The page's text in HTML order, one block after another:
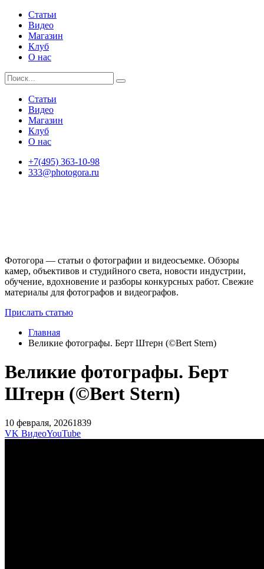
Статьи
Видео
Магазин
Клуб
О нас
Статьи
Видео
Магазин
Клуб
О нас
+7(495) 363-10-98
333@photogora.ru
Фотогора — статьи о фотографии и видеосъемке. Обзоры
камер, объективов и студийного света, новости индустрии,
обучение, вдохновение и разборы конкурсных работ. Свежие
материалы для фотографов и видеографов.
Прислать статью
Главная
Великие фотографы. Берт Штерн (©Bert Stern)
Великие фотографы. Берт
Штерн (©Bert Stern)
10 февраля, 20261839
VK ВидеоYouTube